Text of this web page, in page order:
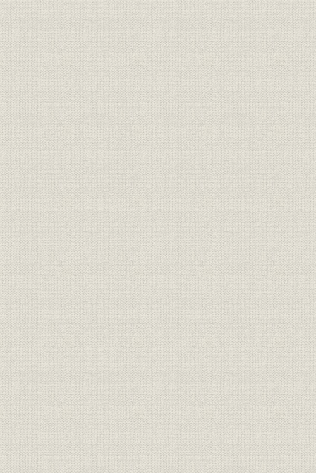
社訓;規則 江戸両替店大式目 享保七年
社訓;規則 家方式目 享保十四
社訓;規則 公法式 享保十八
社訓;規則 商用式 享保十八
社訓;規則 家法式 享保十八
社訓;規則 支配勤集 元禄十六
経営;規則 商録記 享保十八
経営;規則 聞書帳(抄) 宝永七年
経営;規則 会日落着帳乾(抄) 享保四年
経営;規則 両替店規矩録 宝永六年
経営;規則 綿店規矩録 宝永六年
経営;規則 両替店新建帳
享保元年
七年正月
経営;規則 向店酉春新建 享保十四年
経営;規則 糸店建之覚 享保十四